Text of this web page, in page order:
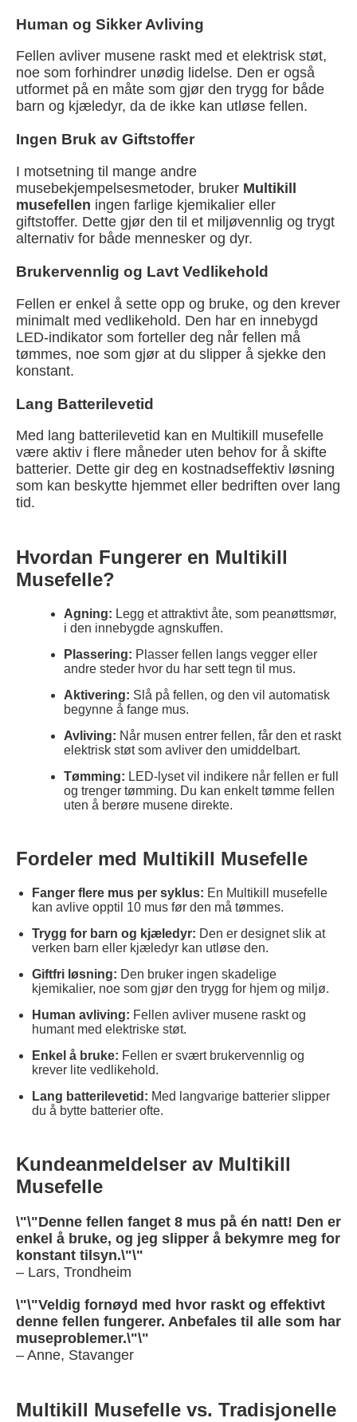
Human og Sikker Avliving
Fellen avliver musene raskt med et elektrisk støt,
noe som forhindrer unødig lidelse. Den er også
utformet på en måte som gjør den trygg for både
barn og kjæledyr, da de ikke kan utløse fellen.
Ingen Bruk av Giftstoffer
I motsetning til mange andre
musebekjempelsesmetoder, bruker Multikill
musefellen ingen farlige kjemikalier eller
giftstoffer. Dette gjør den til et miljøvennlig og trygt
alternativ for både mennesker og dyr.
Brukervennlig og Lavt Vedlikehold
Fellen er enkel å sette opp og bruke, og den krever
minimalt med vedlikehold. Den har en innebygd
LED-indikator som forteller deg når fellen må
tømmes, noe som gjør at du slipper å sjekke den
konstant.
Lang Batterilevetid
Med lang batterilevetid kan en Multikill musefelle
være aktiv i flere måneder uten behov for å skifte
batterier. Dette gir deg en kostnadseffektiv løsning
som kan beskytte hjemmet eller bedriften over lang
tid.
Hvordan Fungerer en Multikill
Musefelle?
Agning: Legg et attraktivt åte, som peanøttsmør,
i den innebygde agnskuffen.
Plassering: Plasser fellen langs vegger eller
andre steder hvor du har sett tegn til mus.
Aktivering: Slå på fellen, og den vil automatisk
begynne å fange mus.
Avliving: Når musen entrer fellen, får den et raskt
elektrisk støt som avliver den umiddelbart.
Tømming: LED-lyset vil indikere når fellen er full
og trenger tømming. Du kan enkelt tømme fellen
uten å berøre musene direkte.
Fordeler med Multikill Musefelle
Fanger flere mus per syklus: En Multikill musefelle
kan avlive opptil 10 mus før den må tømmes.
Trygg for barn og kjæledyr: Den er designet slik at
verken barn eller kjæledyr kan utløse den.
Giftfri løsning: Den bruker ingen skadelige
kjemikalier, noe som gjør den trygg for hjem og miljø.
Human avliving: Fellen avliver musene raskt og
humant med elektriske støt.
Enkel å bruke: Fellen er svært brukervennlig og
krever lite vedlikehold.
Lang batterilevetid: Med langvarige batterier slipper
du å bytte batterier ofte.
Kundeanmeldelser av Multikill
Musefelle
\"\"Denne fellen fanget 8 mus på én natt! Den er
enkel å bruke, og jeg slipper å bekymre meg for
konstant tilsyn.\"\"
– Lars, Trondheim
\"\"Veldig fornøyd med hvor raskt og effektivt
denne fellen fungerer. Anbefales til alle som har
museproblemer.\"\"
– Anne, Stavanger
Multikill Musefelle vs. Tradisjonelle